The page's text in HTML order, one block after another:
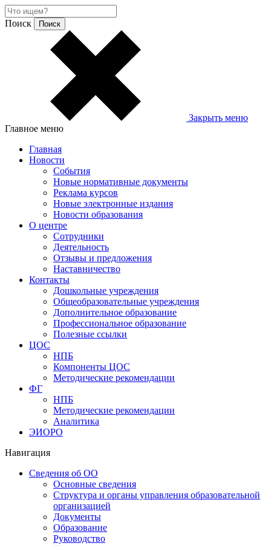
Поиск
Закрыть меню
Главное меню
Главная
Новости
События
Новые нормативные документы
Реклама курсов
Новые электронные издания
Новости образования
О центре
Сотрудники
Деятельность
Отзывы и предложения
Наставничество
Контакты
Дошкольные учреждения
Общеобразовательные учреждения
Дополнительное образование
Профессиональное образование
Полезные ссылки
ЦОС
НПБ
Компоненты ЦОС
Методические рекомендации
ФГ
НПБ
Методические рекомендации
Аналитика
ЭИОРО
Навигация
Сведения об ОО
Основные сведения
Структура и органы управления образовательной
организацией
Документы
Образование
Руководство